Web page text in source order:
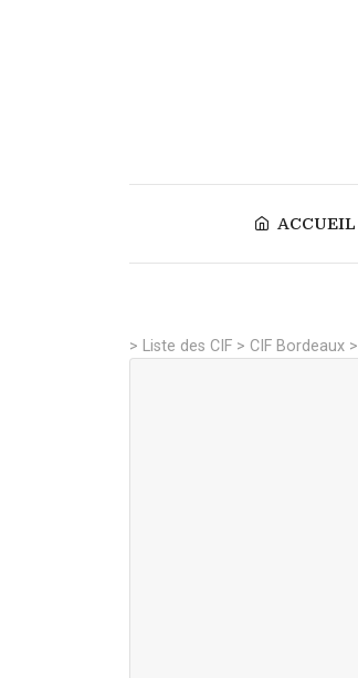
ACCUEIL
> Liste des CIF > CIF Bordeaux >